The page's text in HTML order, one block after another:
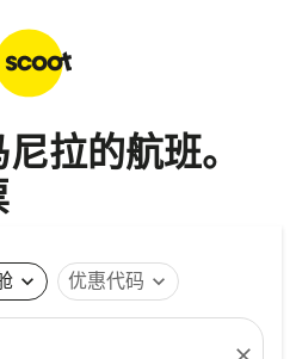
拉的航班。
expand_more 优惠代码 expand_more